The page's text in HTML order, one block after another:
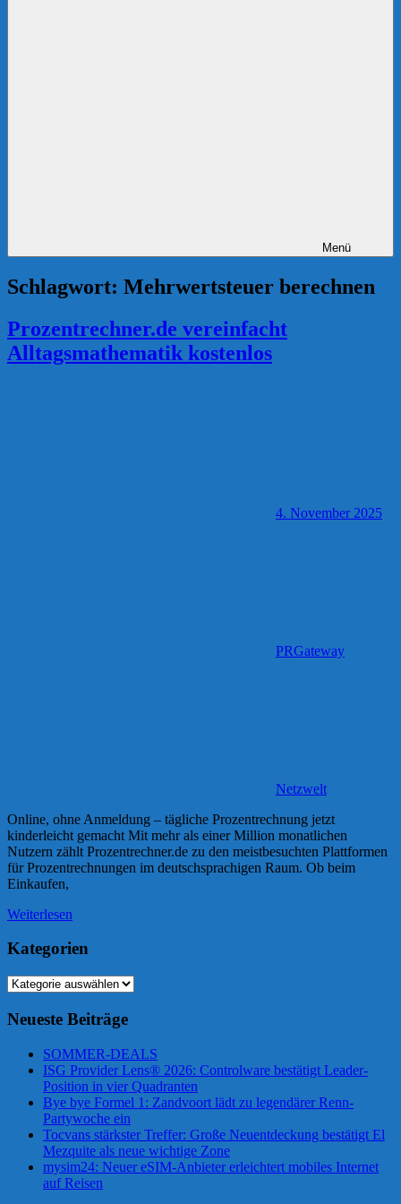
Menü
Schlagwort: Mehrwertsteuer berechnen
Prozentrechner.de vereinfacht
Alltagsmathematik kostenlos
4. November 2025
PRGateway
Netzwelt
Online, ohne Anmeldung – tägliche Prozentrechnung jetzt
kinderleicht gemacht Mit mehr als einer Million monatlichen
Nutzern zählt Prozentrechner.de zu den meistbesuchten Plattformen
für Prozentrechnungen im deutschsprachigen Raum. Ob beim
Einkaufen,
Weiterlesen
Kategorien
Kategorien
Neueste Beiträge
SOMMER-DEALS
ISG Provider Lens® 2026: Controlware bestätigt Leader-
Position in vier Quadranten
Bye bye Formel 1: Zandvoort lädt zu legendärer Renn-
Partywoche ein
Tocvans stärkster Treffer: Große Neuentdeckung bestätigt El
Mezquite als neue wichtige Zone
mysim24: Neuer eSIM-Anbieter erleichtert mobiles Internet
auf Reisen